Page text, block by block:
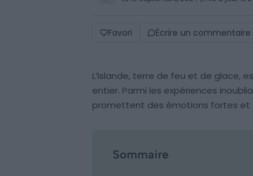
Favori Écrire un commentaire
L’Islande, terre de feu et de glace,
entier. Parmi les expériences
promettent des émotions fortes et
Sommaire